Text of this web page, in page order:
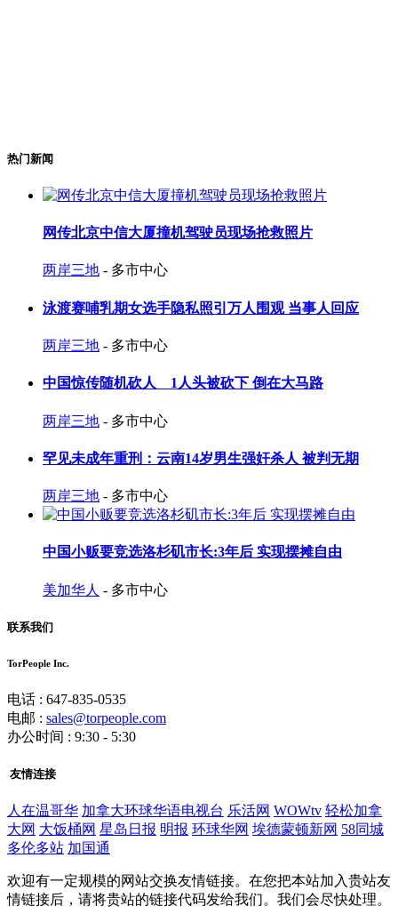
热门新闻
网传北京中信大厦撞机驾驶员现场抢救照片
两岸三地 - 多市中心
泳渡赛哺乳期女选手隐私照引万人围观 当事人回应
两岸三地 - 多市中心
中国惊传随机砍人 1人头被砍下 倒在大马路
两岸三地 - 多市中心
罕见未成年重刑：云南14岁男生强奸杀人 被判无期
两岸三地 - 多市中心
中国小贩要竞选洛杉矶市长:3年后 实现摆摊自由
美加华人 - 多市中心
联系我们
TorPeople Inc.
电话 : 647-835-0535
电邮 : sales@torpeople.com
办公时间 : 9:30 - 5:30
友情连接
人在温哥华 加拿大环球华语电视台 乐活网 WOWtv 轻松加拿
大网 大饭桶网 星岛日报 明报 环球华网 埃德蒙顿新网 58同城
多伦多站 加国通
欢迎有一定规模的网站交换友情链接。在您把本站加入贵站友
情链接后，请将贵站的链接代码发给我们。我们会尽快处理。